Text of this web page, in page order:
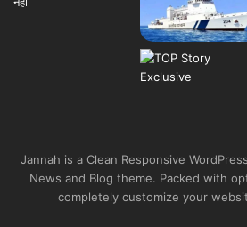
Jannah is a Clean Responsive
News and Blog theme. Packed with
completely customize your